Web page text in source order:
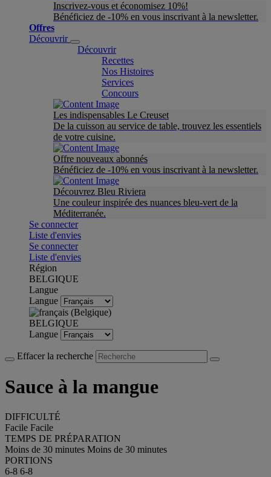
Inscrivez-vous et économisez 10%!
Bénéficiez de -10% en vous inscrivant à la newsletter.
Offres
Découvrir
Découvrir
Recettes
Nos Histoires
Services
Concours
Les indispensables Le Creuset
De la cuisson au service de table, trouvez les essentiels
de votre cuisine.
Offre nouveaux abonnés
Bénéficiez de -10% en vous inscrivant à la newsletter.
Découvrez Bleu Riviera
Une couleur inspirée des nuances bleu-vert de la
Méditerranée.
Se connecter
Liste d'envies
Se connecter
Liste d'envies
Région
BELGIQUE
Langue
Langue
BELGIQUE
Langue
Effacer la recherche
Sauce à la mangue
DIFFICULTÉ
Facile Facile
TEMPS DE PRÉPARATION
Moins de 30 minutes Moins de 30 minutes
PORTIONS
6-8 6-8